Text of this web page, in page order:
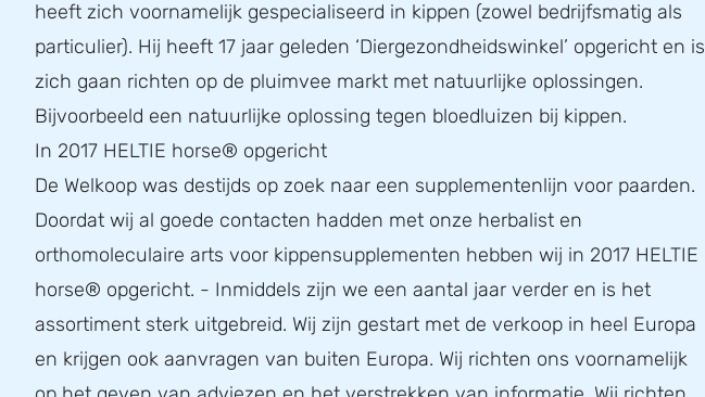
heeft zich voornamelijk gespecialiseerd in kippen (zowel bedrijfsmatig als
particulier). Hij heeft 17 jaar geleden ‘Diergezondheidswinkel’ opgericht en is
zich gaan richten op de pluimvee markt met natuurlijke oplossingen.
Bijvoorbeeld een natuurlijke oplossing tegen bloedluizen bij kippen.
In 2017 HELTIE horse® opgericht
De Welkoop was destijds op zoek naar een supplementenlijn voor paarden.
Doordat wij al goede contacten hadden met onze herbalist en
orthomoleculaire arts voor kippensupplementen hebben wij in 2017 HELTIE
horse® opgericht. - Inmiddels zijn we een aantal jaar verder en is het
assortiment sterk uitgebreid. Wij zijn gestart met de verkoop in heel Europa
en krijgen ook aanvragen van buiten Europa. Wij richten ons voornamelijk